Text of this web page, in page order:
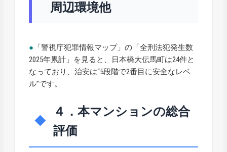
周辺環境他
● 「警視庁犯罪情報マップ」の「全刑法犯発生数
2025年累計」を見ると、日本橋大伝馬町は24件と
なっており、治安は“5段階で2番目に安全なレベ
ル”です。
４．本マンションの総合
評価